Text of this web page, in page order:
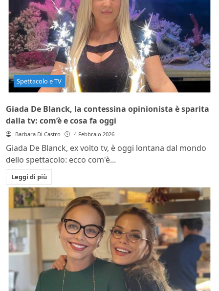
Spettacolo e TV
Giada De Blanck, la contessina opinionista è sparita
dalla tv: com’è e cosa fa oggi
Barbara Di Castro 4 Febbraio 2026
Giada De Blanck, ex volto tv, è oggi lontana dal mondo
dello spettacolo: ecco com'è...
Leggi di più